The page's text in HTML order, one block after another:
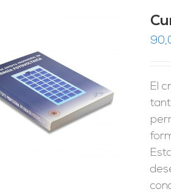
El